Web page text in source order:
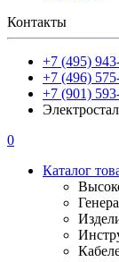
Контакты
+7 (495)
+7 (496)
+7 (901)
0
Каталог